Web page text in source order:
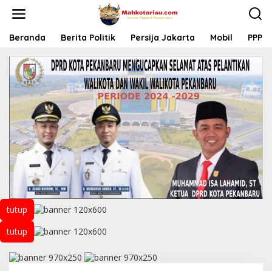
Beranda Berita Politik Persija Jakarta Mobil PPP
tutup
tutup